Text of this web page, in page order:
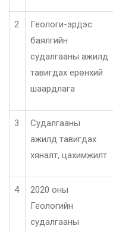
2
Геологи-эрдэс
баялгийн
судалгааны ажилд
тавигдах ерөнхий
шаардлага
3
Судалгааны
ажилд тавигдах
хяналт, цахимжилт
4
2020 оны
Геологийн
судалгааны